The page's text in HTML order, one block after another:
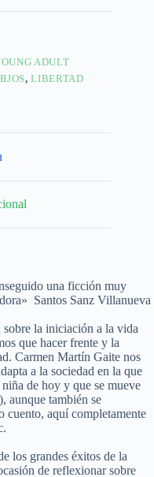
ADULT
,LIBERTAD
una ficción muy
Santos Sanz Villanueva
la iniciación a la vida
que hacer frente y la
Carmen Martín Gaite nos
a la sociedad en la que
de hoy y que se mueve
aunque también se
cuento, aquí completamente
los grandes éxitos de la
de reflexionar sobre